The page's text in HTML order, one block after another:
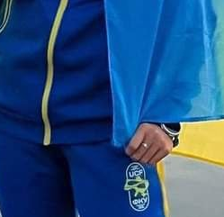
помечены